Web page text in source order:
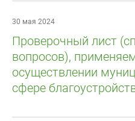
30 мая 2024
Проверочный лист
вопросов),
осуществлении
сфере